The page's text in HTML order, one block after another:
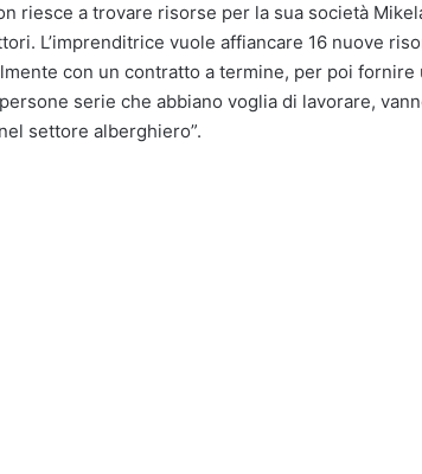
riesce a trovare risorse per la sua società
L’imprenditrice vuole affiancare 16 nuove
con un contratto a termine, per poi fornire
serie che abbiano voglia di lavorare,
settore alberghiero”.